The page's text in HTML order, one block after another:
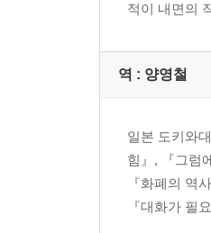
적이 내면의
역 : 양영철
일본 도키와
힘』, 『그럼
『화폐의 역
『대화가 필